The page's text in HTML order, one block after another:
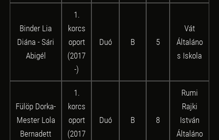
Binder Lia
Diána - Sári
Abigél
1.
korcs
oport
(2017
-)
Duó B 5
Vát
Általáno
s Iskola
Fülöp Dorka-
Mester Lola
Bernadett
1.
korcs
oport
(2017
Duó B 8
Rumi
Rajki
István
Általáno